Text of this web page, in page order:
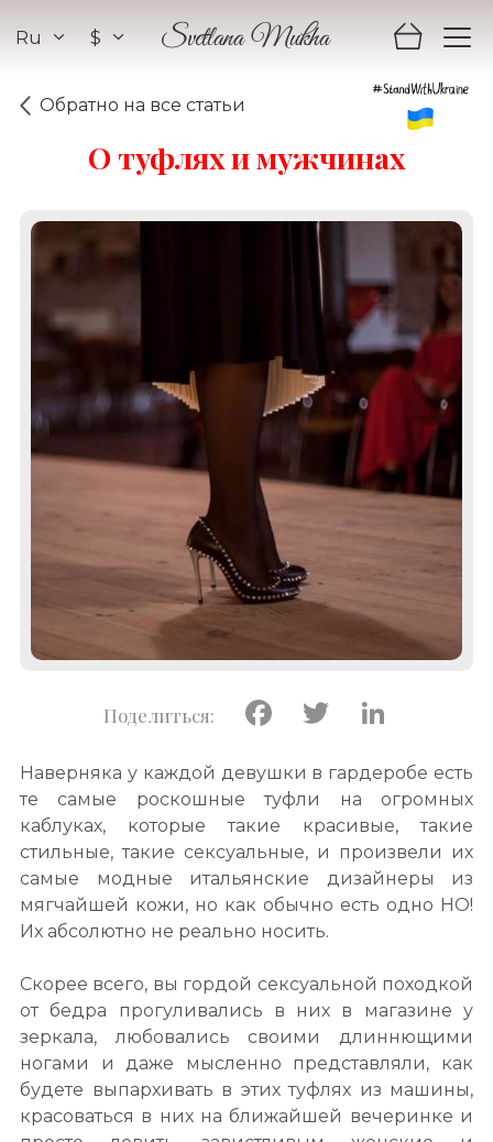
Svetlana Mukha
$
Ru
Обратно на все статьи
О туфлях и мужчинах
Facebook
Twitter
Наверняка у каждой девушки в гардеробе есть
те самые роскошные туфли на огромных
каблуках, которые такие красивые, такие
стильные, такие сексуальные, и произвели их
самые модные итальянские дизайнеры из
мягчайшей кожи, но как обычно есть одно НО!
Их абсолютно не реально носить.
Скорее всего, вы гордой сексуальной походкой
от бедра прогуливались в них в магазине у
зеркала, любовались своими длиннющими
ногами и даже мысленно представляли, как
будете выпархивать в этих туфлях из машины,
красоваться в них на ближайшей вечеринке и